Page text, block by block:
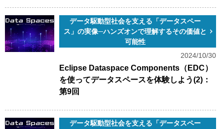
データ駆動型社会を支える「データスペー
ス」の実像─ハンズオンで理解するその価値と
可能性
2024/10/30
Eclipse Dataspace Components（EDC）
を使ってデータスペースを体験しよう(2)：
第9回
データ駆動型社会を支える「データスペー